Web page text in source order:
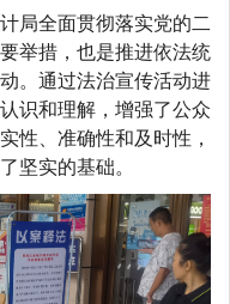
局全面贯彻落实党的二
举措，也是推进依法统
。通过法治宣传活动进
识和理解，增强了公众
性、准确性和及时性，
坚实的基础。